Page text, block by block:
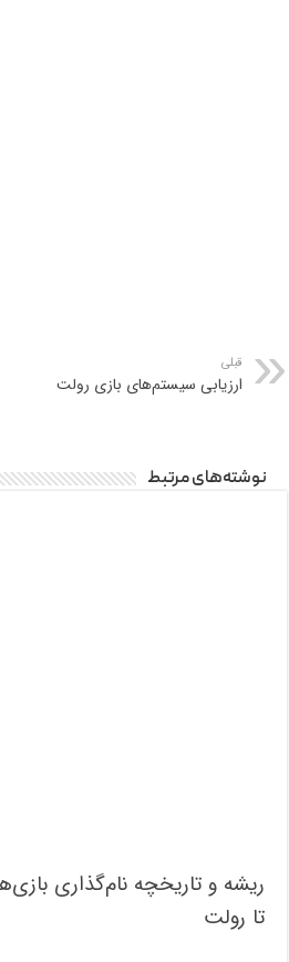
قبلی
ارزیابی سیستم‌های بازی رولت
نوشته‌های مرتبط
ریشه و تاریخچه نام‌گذاری
تا رولت